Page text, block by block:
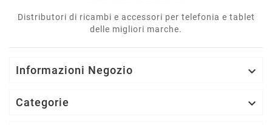
Distributori di ricambi e accessori per telefonia e tablet
delle migliori marche.
Informazioni Negozio 
Categorie 